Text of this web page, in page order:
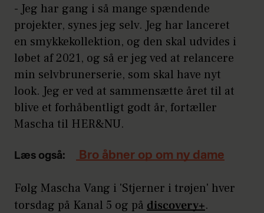
- Jeg har gang i så mange spændende
projekter, synes jeg selv. Jeg har lanceret
en smykkekollektion, og den skal udvides i
løbet af 2021, og så er jeg ved at relancere
min selvbrunerserie, som skal have nyt
look. Jeg er ved at sammensætte året til at
blive et forhåbentligt godt år, fortæller
Mascha til HER&NU.
Læs også: Bro åbner op om ny dame
Følg Mascha Vang i 'Stjerner i trøjen' hver
torsdag på Kanal 5 og på discovery+.